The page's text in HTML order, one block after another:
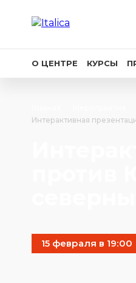
О ЦЕНТРЕ КУРСЫ
Интерактивная
15 февраля в 19:00